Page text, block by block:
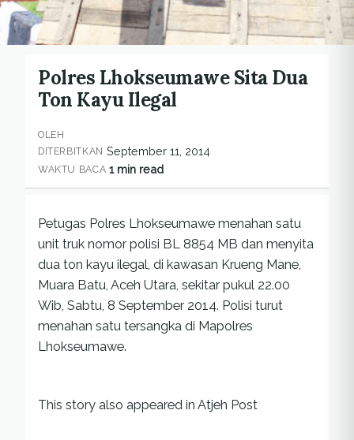
Polres Lhokseumawe Sita Dua
Ton Kayu Ilegal
OLEH
DITERBITKAN September 11, 2014
WAKTU BACA 1 min read
Petugas Polres Lhokseumawe menahan satu
unit truk nomor polisi BL 8854 MB dan menyita
dua ton kayu ilegal, di kawasan Krueng Mane,
Muara Batu, Aceh Utara, sekitar pukul 22.00
Wib, Sabtu, 8 September 2014. Polisi turut
menahan satu tersangka di Mapolres
Lhokseumawe.
This story also appeared in Atjeh Post